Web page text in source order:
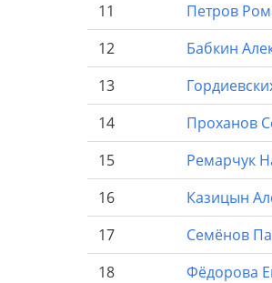
11
Петров
12
Бабкин
13
14
Проханов
15
Ремарчук
16
Казицын
17
Семёнов
18
Фёдорова